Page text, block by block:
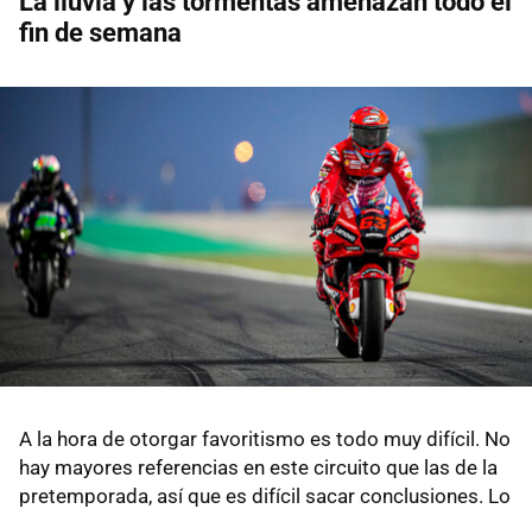
fin de semana
A la hora de otorgar favoritismo es todo muy difícil. No
hay mayores referencias en este circuito que las de la
pretemporada, así que es difícil sacar conclusiones. Lo